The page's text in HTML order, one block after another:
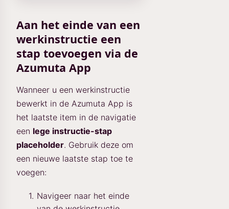
Aan het einde van een
werkinstructie een
stap toevoegen via de
Azumuta App
Wanneer u een werkinstructie
bewerkt in de Azumuta App is
het laatste item in de navigatie
een lege instructie-stap
placeholder. Gebruik deze om
een nieuwe laatste stap toe te
voegen:
Navigeer naar het einde